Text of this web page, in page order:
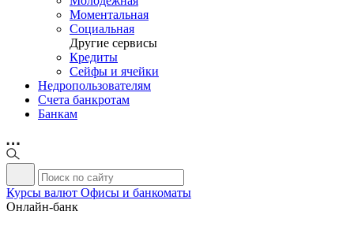
Моментальная
Социальная
Другие сервисы
Кредиты
Сейфы и ячейки
Недропользователям
Счета банкротам
Банкам
Курсы валют Офисы и банкоматы
Онлайн-банк